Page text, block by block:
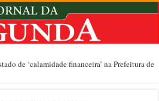
de ‘calamidade financeira’ na Prefeitura de